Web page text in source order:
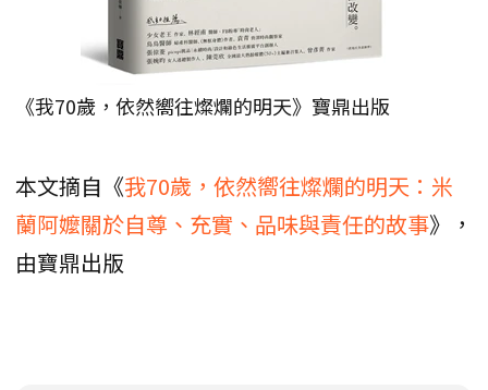
《我70歲，依然嚮往燦爛的明天》寶鼎出版
本文摘自《我70歲，依然嚮往燦爛的明天：米
蘭阿嬤關於自尊、充實、品味與責任的故事》，
由寶鼎出版